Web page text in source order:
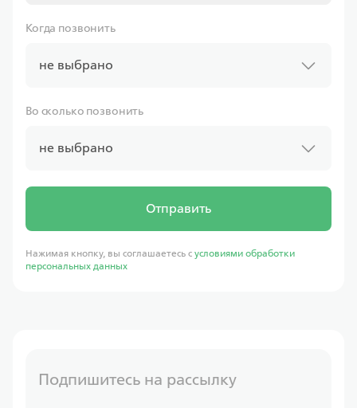
Когда позвонить
не выбрано
Во сколько позвонить
не выбрано
Нажимая кнопку, вы соглашаетесь с условиями обработки
персональных данных
Отправить
Подпишитесь на рассылку